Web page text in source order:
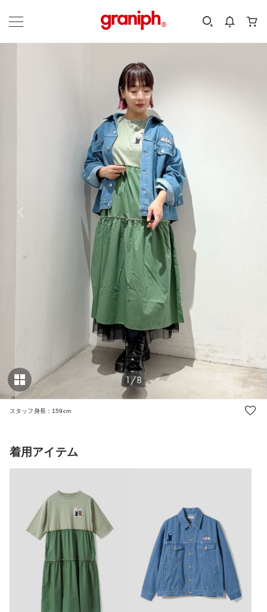
カテゴリーから探す
MEN KIDS
1/8
スタッフ身長：159cm
着用アイテム